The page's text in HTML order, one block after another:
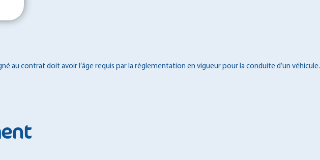
au contrat doit avoir l’âge requis par la règlementation en vigueur pour la conduite d’un véhicule.